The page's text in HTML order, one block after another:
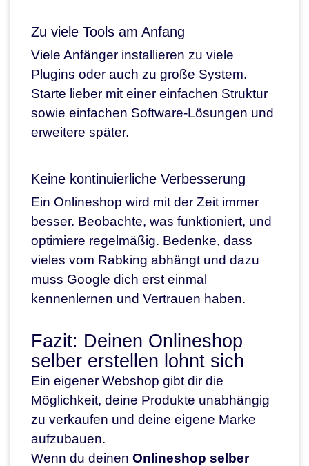
Zu viele Tools am Anfang
Viele Anfänger installieren zu viele
Plugins oder auch zu große System.
Starte lieber mit einer einfachen Struktur
sowie einfachen Software-Lösungen und
erweitere später.
Keine kontinuierliche Verbesserung
Ein Onlineshop wird mit der Zeit immer
besser. Beobachte, was funktioniert, und
optimiere regelmäßig. Bedenke, dass
vieles vom Rabking abhängt und dazu
muss Google dich erst einmal
kennenlernen und Vertrauen haben.
Fazit: Deinen Onlineshop
selber erstellen lohnt sich
Ein eigener Webshop gibt dir die
Möglichkeit, deine Produkte unabhängig
zu verkaufen und deine eigene Marke
aufzubauen.
Wenn du deinen Onlineshop selber